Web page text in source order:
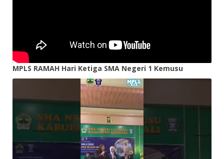
MPLS RAMAH Hari Ketiga SMA Negeri 1 Kemusu